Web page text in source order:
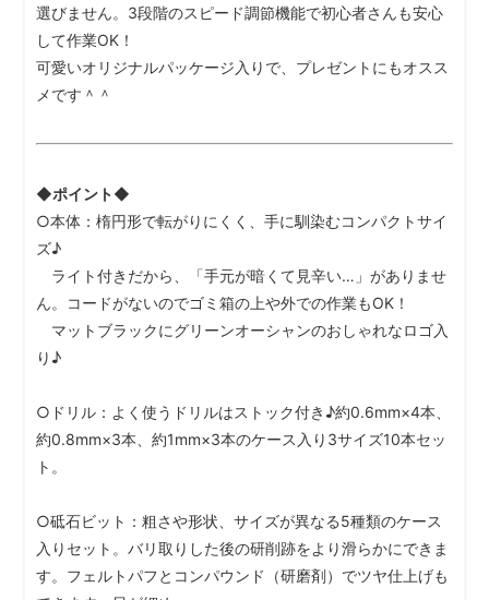
選びません。3段階のスピード調節機能で初心者さんも安心
して作業OK！
可愛いオリジナルパッケージ入りで、プレゼントにもオスス
メです＾＾
◆ポイント◆
○本体：楕円形で転がりにくく、手に馴染むコンパクトサイ
ズ♪
ライト付きだから、「手元が暗くて見辛い…」がありませ
ん。コードがないのでゴミ箱の上や外での作業もOK！
マットブラックにグリーンオーシャンのおしゃれなロゴ入
り♪
○ドリル：よく使うドリルはストック付き♪約0.6mm×4本、
約0.8mm×3本、約1mm×3本のケース入り3サイズ10本セッ
ト。
○砥石ビット：粗さや形状、サイズが異なる5種類のケース
入りセット。バリ取りした後の研削跡をより滑らかにできま
す。フェルトパフとコンパウンド（研磨剤）でツヤ仕上げも